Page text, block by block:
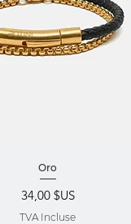
Aperçu rapide
Oro
Prix
34,00 $US
TVA Incluse